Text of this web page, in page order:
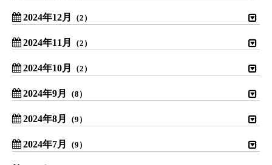
2024年12月 （2）
2024年11月 （2）
2024年10月 （2）
2024年9月 （8）
2024年8月 （9）
2024年7月 （9）